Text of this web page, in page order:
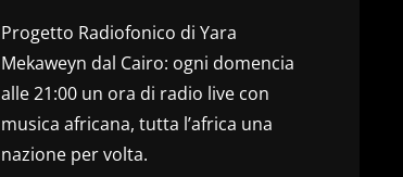
Progetto Radiofonico di Yara
Mekaweyn dal Cairo: ogni domencia
alle 21:00 un ora di radio live con
musica africana, tutta l’africa una
nazione per volta.